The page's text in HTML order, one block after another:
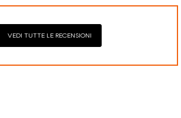
VEDI TUTTE LE RECENSIONI